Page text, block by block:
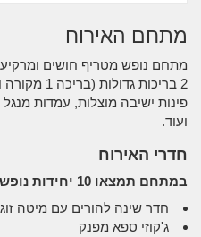
מתחם האירוח
2 בריכות
פינות ישיבה מוצלות, עמדות
ועוד.
חדרי האירוח
במתחם תמצאו 10 יחידות נופש משפחתיות הכוללות:
חדר שינה להורים עם מיטה
ג'קוזי ספא מפנק